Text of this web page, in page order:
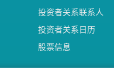
投资者关系联系人
投资者关系日历
股票信息